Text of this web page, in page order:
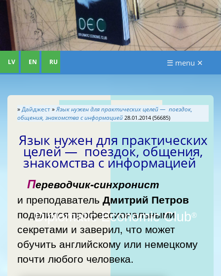
Diplomatic Economic Club®
LV EN RU ☰ menu ✕
»Дайджест»Язык нужен для практических целей — поездок,
общения, знакомства с информацией 28.01.2014 (56685)
Язык нужен для практических
целей — поездок, общения,
знакомства с информацией
Переводчик-синхронист
и преподаватель Дмитрий Петров
поделился профессиональными
секретами и заверил, что может
обучить английскому или немецкому
почти любого человека.